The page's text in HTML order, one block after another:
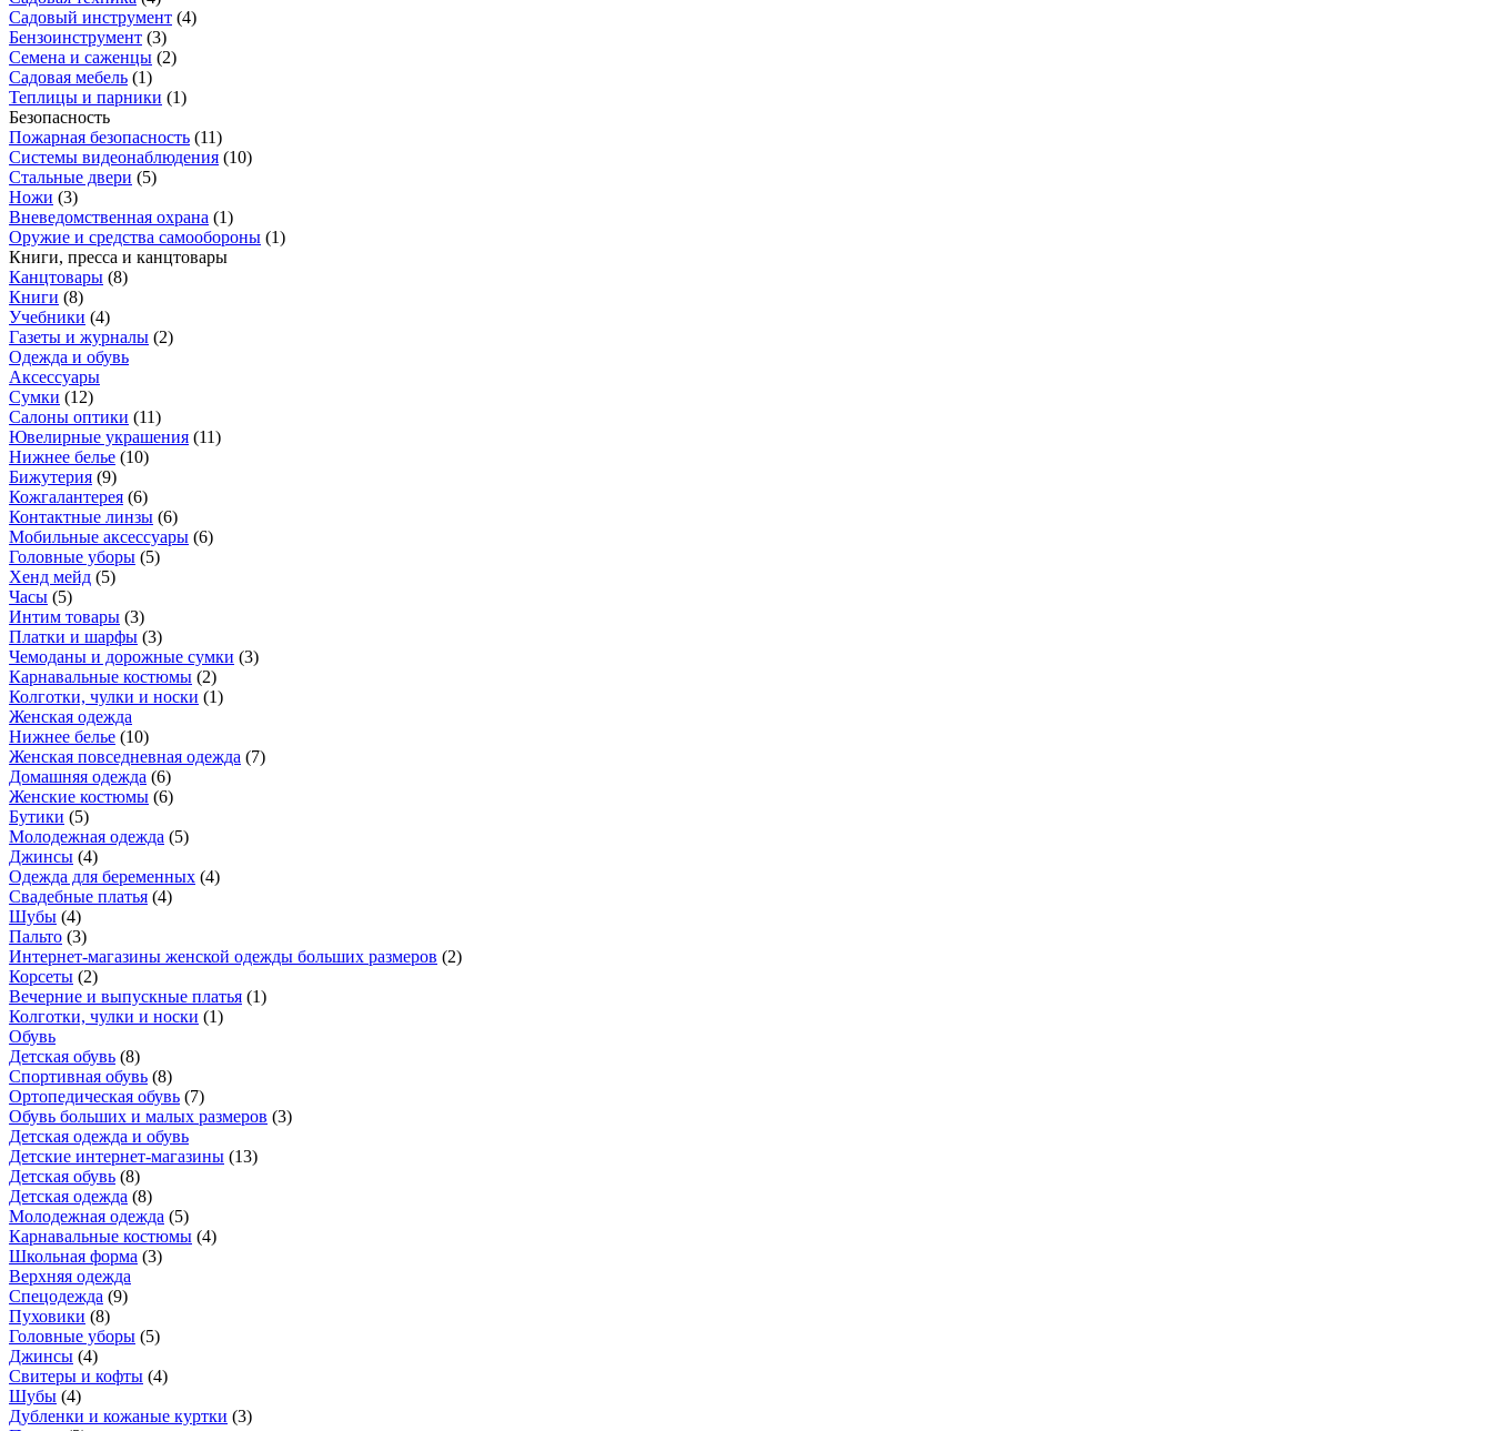
Садовый инструмент (4)
Бензоинструмент (3)
Семена и саженцы (2)
Садовая мебель (1)
Теплицы и парники (1)
Безопасность
Пожарная безопасность (11)
Системы видеонаблюдения (10)
Стальные двери (5)
Ножи (3)
Вневедомственная охрана (1)
Оружие и средства самообороны (1)
Книги, пресса и канцтовары
Канцтовары (8)
Книги (8)
Учебники (4)
Газеты и журналы (2)
Одежда и обувь
Аксессуары
Сумки (12)
Салоны оптики (11)
Ювелирные украшения (11)
Нижнее белье (10)
Бижутерия (9)
Кожгалантерея (6)
Контактные линзы (6)
Мобильные аксессуары (6)
Головные уборы (5)
Хенд мейд (5)
Часы (5)
Интим товары (3)
Платки и шарфы (3)
Чемоданы и дорожные сумки (3)
Карнавальные костюмы (2)
Колготки, чулки и носки (1)
Женская одежда
Нижнее белье (10)
Женская повседневная одежда (7)
Домашняя одежда (6)
Женские костюмы (6)
Бутики (5)
Молодежная одежда (5)
Джинсы (4)
Одежда для беременных (4)
Свадебные платья (4)
Шубы (4)
Пальто (3)
Интернет-магазины женской одежды больших размеров (2)
Корсеты (2)
Вечерние и выпускные платья (1)
Колготки, чулки и носки (1)
Обувь
Детская обувь (8)
Спортивная обувь (8)
Ортопедическая обувь (7)
Обувь больших и малых размеров (3)
Детская одежда и обувь
Детские интернет-магазины (13)
Детская обувь (8)
Детская одежда (8)
Молодежная одежда (5)
Карнавальные костюмы (4)
Школьная форма (3)
Верхняя одежда
Спецодежда (9)
Пуховики (8)
Головные уборы (5)
Джинсы (4)
Свитеры и кофты (4)
Шубы (4)
Дубленки и кожаные куртки (3)